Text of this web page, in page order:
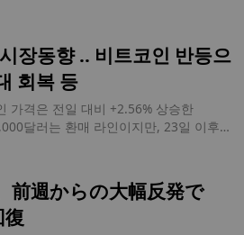
التعديل في السعر على خلفية أخبار السوق
%d8%aa%d9%88%d9%82%d8%b9-
%d9%85%d8%b9/
장동향 .. 비트코인 반등으
회복 등
가격은 전일 대비 +2.56% 상승한
달러는 환매 라인이지만, 23일 이후
(ETH)이 전일 대비 1.6% 상승, 솔라나
노(ADA)가 7.4% 상승했다. 비트코인 현
판매의 일순과 그레이스케일 비트코인
매도 압력 저하를 받고 판매에 기울고
前週からの大幅反発で